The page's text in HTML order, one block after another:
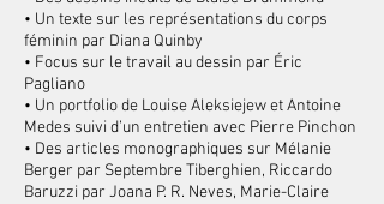
• Un texte sur les représentations du corps
féminin par Diana Quinby
• Focus sur le travail au dessin par Éric
Pagliano
• Un portfolio de Louise Aleksiejew et Antoine
Medes suivi d’un entretien avec Pierre Pinchon
• Des articles monographiques sur Mélanie
Berger par Septembre Tiberghien, Riccardo
Baruzzi par Joana P. R. Neves, Marie-Claire